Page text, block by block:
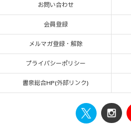
お問い合わせ
会員登録
メルマガ登録・解除
プライバシーポリシー
書泉総合HP(外部リンク)